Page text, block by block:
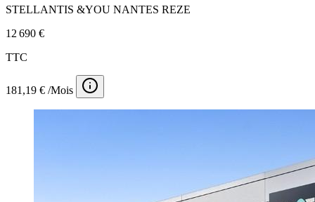
STELLANTIS &YOU NANTES REZE
12 690 €
TTC
181,19 € /Mois